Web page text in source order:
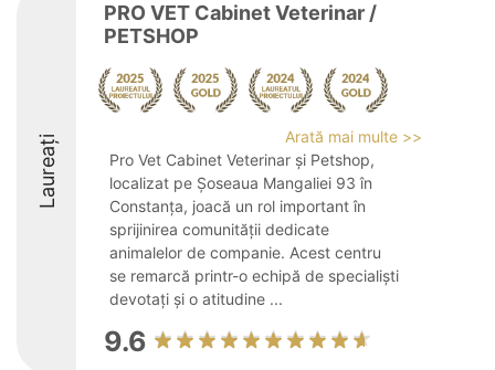
Laureați
PRO VET Cabinet Veterinar /
PETSHOP
Arată mai multe >>
Pro Vet Cabinet Veterinar și Petshop,
localizat pe Șoseaua Mangaliei 93 în
Constanța, joacă un rol important în
sprijinirea comunității dedicate
animalelor de companie. Acest centru
se remarcă printr-o echipă de specialiști
devotați și o atitudine ...
9.6